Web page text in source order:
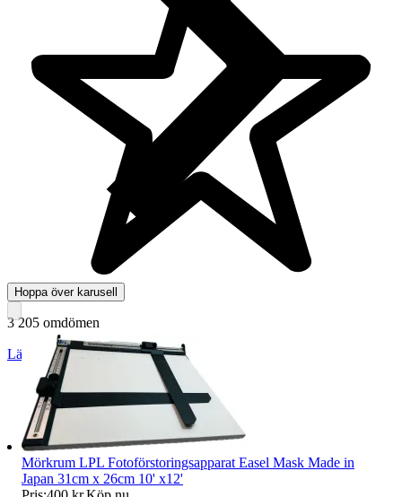
3 205 omdömen
Läs omdömen Följ
Hoppa över karusell
Mörkrum LPL Fotoförstoringsapparat Easel Mask Made in
Japan 31cm x 26cm 10' x12'